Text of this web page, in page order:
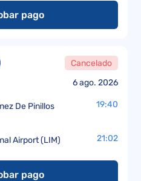
pago
6 ago. 2026
Cancelado
De Pinillos
19:40
Airport (LIM) 21:02
pago